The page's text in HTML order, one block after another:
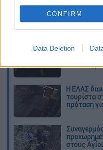
CONFIRM
Data Deletion
πίστευα
αδυναμία,
«Χωρίς
χιλιάδες
Η ΕΛΑΣ
τουρίστα
πρόταση
στους